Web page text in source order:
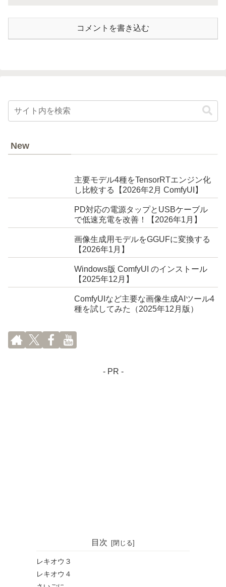
コメントを書き込む
New
主要モデル4種をTensorRTエンジン化
し比較する【2026年2月 ComfyUI】
PD対応の電源タップとUSBケーブル
で低速充電を改善！【2026年1月】
画像生成用モデルをGGUFに変換する
【2026年1月】
Windows版 ComfyUI のインストール
【2025年12月】
ComfyUIなど主要な画像生成AIツール4
種を試してみた（2025年12月版）
- PR -
目次
レキオウ３
レキオウ４